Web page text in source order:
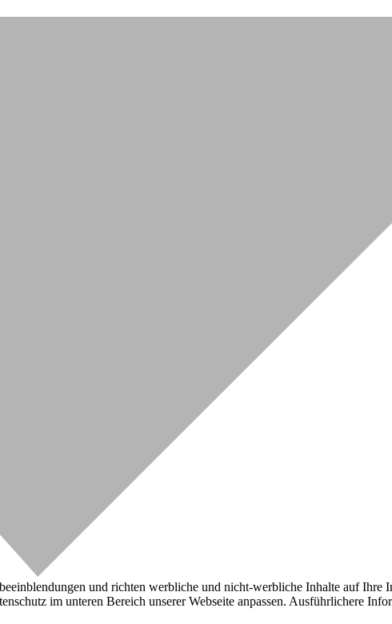
und richten werbliche und nicht-werbliche Inhalte auf Ihre
im unteren Bereich unserer Webseite anpassen. Ausführlichere